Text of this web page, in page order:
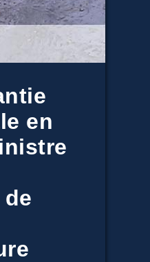
en